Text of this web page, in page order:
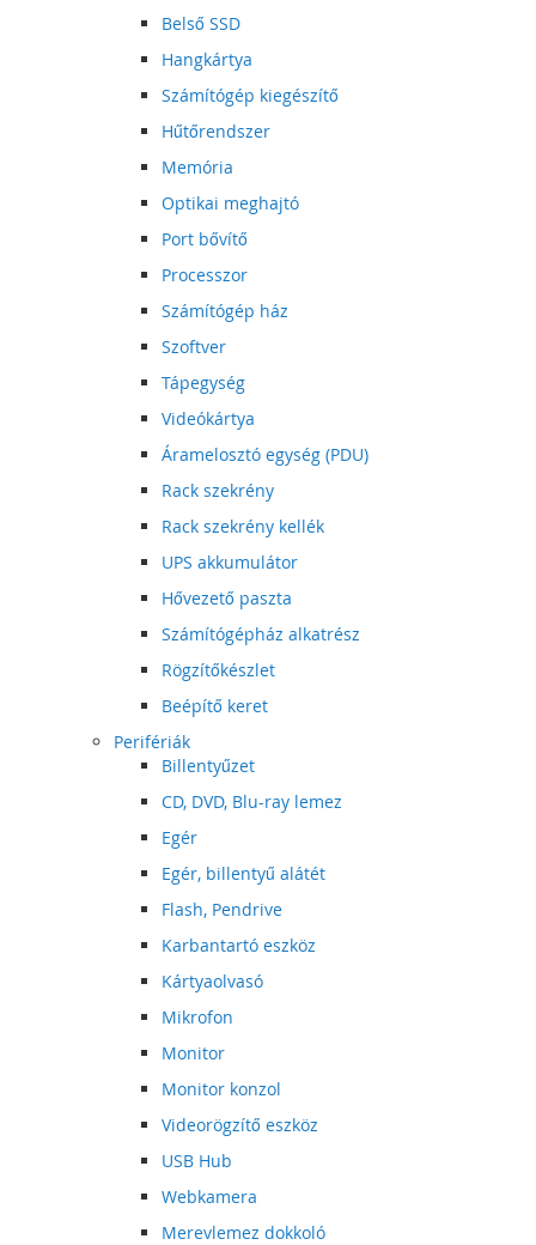
Belső SSD
Hangkártya
Számítógép kiegészítő
Hűtőrendszer
Memória
Optikai meghajtó
Port bővítő
Processzor
Számítógép ház
Szoftver
Tápegység
Videókártya
Áramelosztó egység (PDU)
Rack szekrény
Rack szekrény kellék
UPS akkumulátor
Hővezető paszta
Számítógépház alkatrész
Rögzítőkészlet
Beépítő keret
Perifériák
Billentyűzet
CD, DVD, Blu-ray lemez
Egér
Egér, billentyű alátét
Flash, Pendrive
Karbantartó eszköz
Kártyaolvasó
Mikrofon
Monitor
Monitor konzol
Videorögzítő eszköz
USB Hub
Webkamera
Merevlemez dokkoló